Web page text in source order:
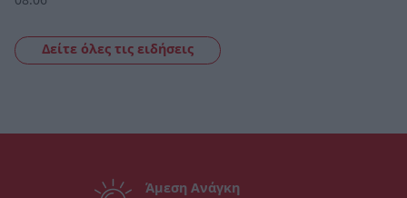
Δείτε όλες τις ειδήσεις
Άμεση Ανάγκη